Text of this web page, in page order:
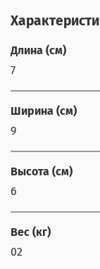
Длина (см)
7
Ширина (см)
9
Высота (см)
6
Вес (кг)
02